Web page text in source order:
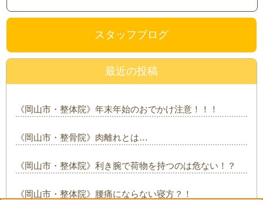
スタッフブログ
最近の投稿
《岡山市・整体院》年末年始のおでかけ注意！！！
《岡山市・整骨院》肉離れとは…
《岡山市・整体院》利き腕で荷物を持つのは危ない！？
《岡山市・整体院》腰痛にならない寝方？！